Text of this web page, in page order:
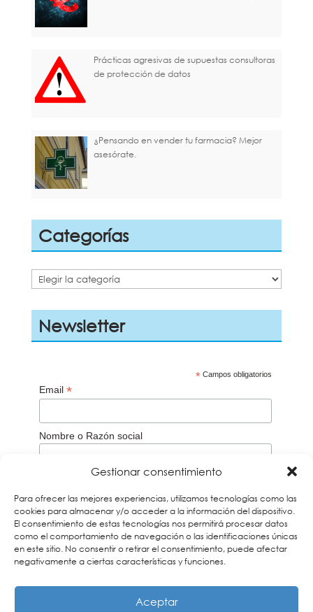
Gestionar consentimiento
Para ofrecer las mejores experiencias, utilizamos tecnologías como las
cookies para almacenar y/o acceder a la información del dispositivo.
El consentimiento de estas tecnologías nos permitirá procesar datos
como el comportamiento de navegación o las identificaciones únicas
en este sitio. No consentir o retirar el consentimiento, puede afectar
negativamente a ciertas características y funciones.
Aceptar
Prácticas agresivas de supuestas consultoras
de protección de datos
¿Pensando en vender tu farmacia? Mejor
asesórate.
Categorías
Categorías
Newsletter
* Campos obligatorios
Email *
Nombre o Razón social
Acepto
Recuerda que debes verificar tu correo a través del
email que te enviaremos para darte de alta en
nuestros boletines. Si no lo encuentras búscalo en la
carpeta de Spam y añade nuestra dirección a tus